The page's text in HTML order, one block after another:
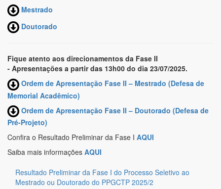
Mestrado
Doutorado
Fique atento aos direcionamentos da Fase II
- Apresentações a partirdas 13h00 do dia 23/07/2025.
Ordem de Apresentação Fase II – Mestrado (Defesa de
Memorial Acadêmico)
Ordem de Apresentação Fase II – Doutorado (Defesa de
Pré-Projeto)
Confira o Resultado Preliminar da Fase I AQUI
Saiba mais informações AQUI
Resultado Preliminar da Fase I do Processo Seletivo ao
Mestrado ou Doutorado do PPGCTP 2025/2